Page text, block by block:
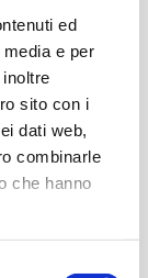
ed
e per
sito con i
dati web,
combinarle
che hanno
addobbato